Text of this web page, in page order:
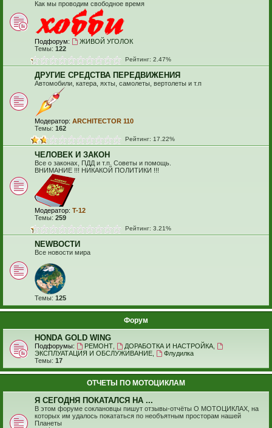
Как мы проводим свободное время
Подфорум:
ЖИВОЙ УГОЛОК
Темы: 122
Рейтинг: 2.47%
ДРУГИЕ СРЕДСТВА ПЕРЕДВИЖЕНИЯ
Автомобили, катера, яхты, самолеты, вертолеты и т.п
Модератор: ARCHITECTOR 110
Темы: 162
Рейтинг: 17.22%
ЧЕЛОВЕК И ЗАКОН
Все о законах, ПДД и т.п. Советы и помощь.
ВНИМАНИЕ !!! НИКАКОЙ ПОЛИТИКИ !!!
Модератор: T-12
Темы: 259
Рейтинг: 3.21%
NEWВОСТИ
Все новости мира
Темы: 125
Форум
HONDA GOLD WING
Подфорумы: РЕМОНТ, ДОРАБОТКА И НАСТРОЙКА,
ЭКСПЛУАТАЦИЯ И ОБСЛУЖИВАНИЕ
Флудилка
Темы: 17
ОТЧЕТЫ ПО МОТОЦИКЛАМ
Я СЕГОДНЯ ПОКАТАЛСЯ НА ...
В этом форуме соклановцы пишут отзывы-отчёты О МОТОЦИКЛАХ, на
которых им удалось покататься по необъятным просторам нашей
Планеты